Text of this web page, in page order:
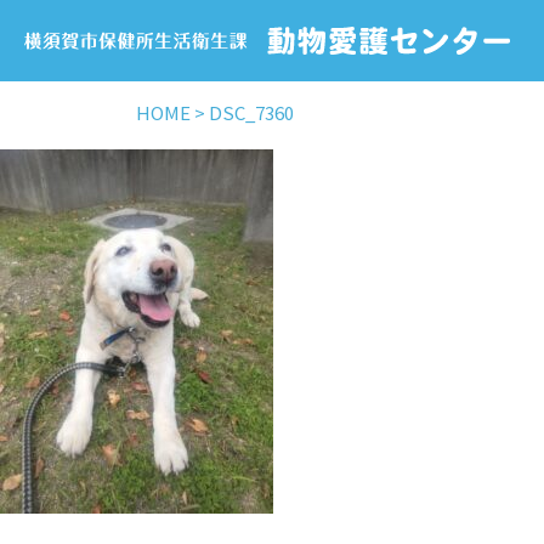
HOME > DSC_7360